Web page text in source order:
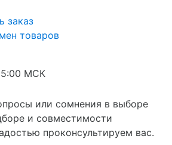
заказ
товаров
МСК
или сомнения в выборе
и совместимости
проконсультируем вас.